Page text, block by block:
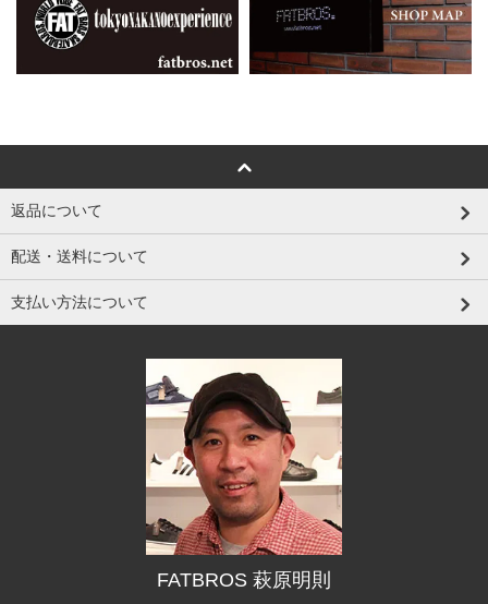
返品について
配送・送料について
支払い方法について
FATBROS 萩原明則